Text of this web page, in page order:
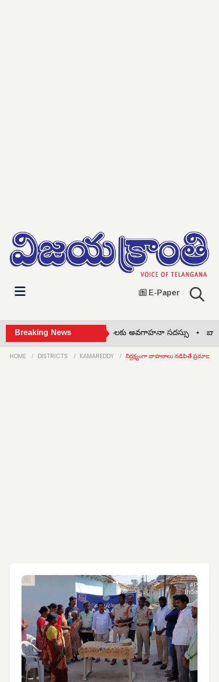
E-Paper
Breaking News
కిట్స్ కళాశాలలో బీటెక్ విద్యార్థినులకు అవగాహనా సదస్సు • బాలల
HOME DISTRICTS KAMAREDDY నిర్లక్ష్యంగా వాహనాలు నడిపితే ప్రమాదాలు